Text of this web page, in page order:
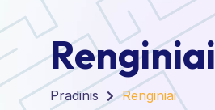
Renginiai
Pradinis Renginiai